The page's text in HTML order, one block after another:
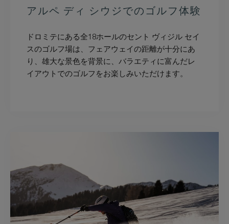
アルペ ディ シウジでのゴルフ体験
ドロミテにある全18ホールのセント ヴィジル セイ
スのゴルフ場は、フェアウェイの距離が十分にあ
り、雄大な景色を背景に、バラエティに富んだレ
イアウトでのゴルフをお楽しみいただけます。